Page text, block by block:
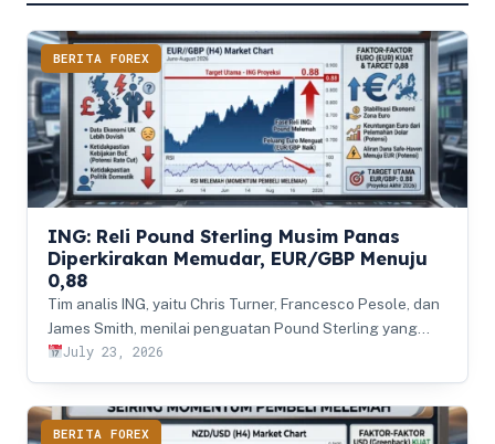
BERITA FOREX
ING: Reli Pound Sterling Musim Panas
Diperkirakan Memudar, EUR/GBP Menuju
0,88
Tim analis ING, yaitu Chris Turner, Francesco Pesole, dan
James Smith, menilai penguatan Pound Sterling yang…
July 23, 2026
BERITA FOREX